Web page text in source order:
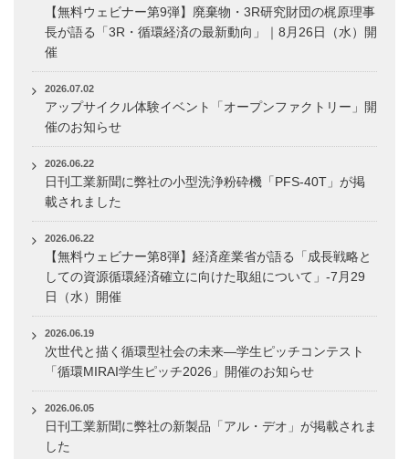
【無料ウェビナー第9弾】廃棄物・3R研究財団の梶原理事
長が語る「3R・循環経済の最新動向」｜8月26日（水）開
催
2026.07.02
アップサイクル体験イベント「オープンファクトリー」開
催のお知らせ
2026.06.22
日刊工業新聞に弊社の小型洗浄粉砕機「PFS-40T」が掲
載されました
2026.06.22
【無料ウェビナー第8弾】経済産業省が語る「成長戦略と
しての資源循環経済確立に向けた取組について」-7月29
日（水）開催
2026.06.19
次世代と描く循環型社会の未来―学生ピッチコンテスト
「循環MIRAI学生ピッチ2026」開催のお知らせ
2026.06.05
日刊工業新聞に弊社の新製品「アル・デオ」が掲載されま
した